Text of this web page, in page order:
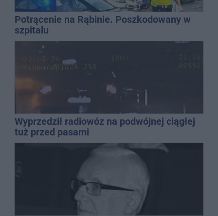
Potrącenie na Rąbinie. Poszkodowany w
szpitalu
Wyprzedził radiowóz na podwójnej ciągłej
tuż przed pasami